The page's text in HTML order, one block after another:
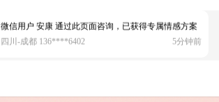
微信用户 安康 通过此页面咨询，已获得专属情感方案
四川-成都 136****6402
5分钟前